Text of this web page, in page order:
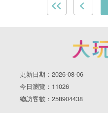
更新日期：2026-08-06
今日瀏覽：11026
總訪客數：258904438